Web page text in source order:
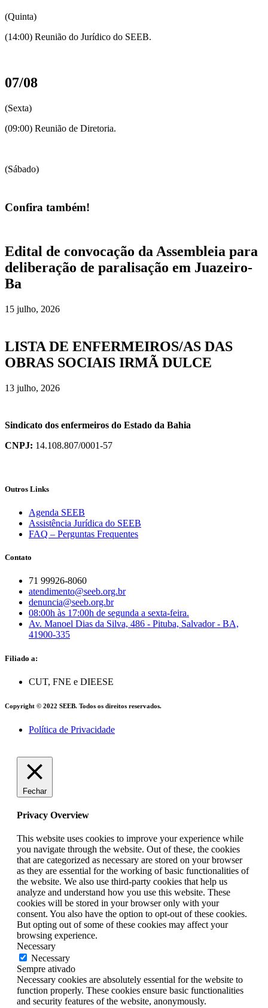
(Quinta)
(14:00) Reunião do Jurídico do SEEB.
07/08
(Sexta)
(09:00) Reunião de Diretoria.
(Sábado)
Confira também!
Edital de convocação da Assembleia para
deliberação de paralisação em Juazeiro-
Ba
15 julho, 2026
LISTA DE ENFERMEIROS/AS DAS
OBRAS SOCIAIS IRMÃ DULCE
13 julho, 2026
Sindicato dos enfermeiros do Estado da Bahia
CNPJ: 14.108.807/0001-57
Outros Links
Agenda SEEB
Assistência Jurídica do SEEB
FAQ – Perguntas Frequentes
Contato
71 99926-8060
atendimento@seeb.org.br
denuncia@seeb.org.br
08:00h às 17:00h de segunda a sexta-feira.
Av. Manoel Dias da Silva, 486 - Pituba, Salvador - BA,
41900-335
Filiado a:
CUT, FNE e DIEESE
Copyright © 2022 SEEB. Todos os direitos reservados.
Política de Privacidade
Fechar
Privacy Overview
This website uses cookies to improve your experience while
you navigate through the website. Out of these, the cookies
that are categorized as necessary are stored on your browser
as they are essential for the working of basic functionalities of
the website. We also use third-party cookies that help us
analyze and understand how you use this website. These
cookies will be stored in your browser only with your
consent. You also have the option to opt-out of these cookies.
But opting out of some of these cookies may affect your
browsing experience.
Necessary
Necessary
Sempre ativado
Necessary cookies are absolutely essential for the website to
function properly. These cookies ensure basic functionalities
and security features of the website, anonymously.